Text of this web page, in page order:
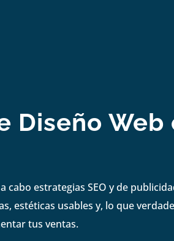
Diseño
cabo estrategias SEO y de
estéticas usables y, lo que
tus ventas.